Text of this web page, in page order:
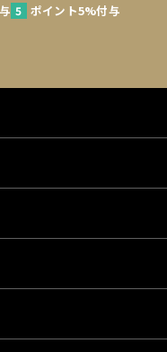
ポイント5%付与